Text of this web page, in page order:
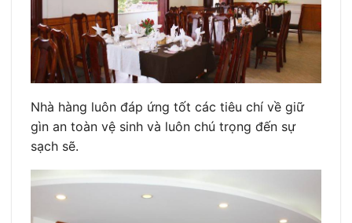
Nhà hàng luôn đáp ứng tốt các tiêu chí về giữ
gìn an toàn vệ sinh và luôn chú trọng đến sự
sạch sẽ.